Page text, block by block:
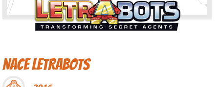
Nace Letrabots